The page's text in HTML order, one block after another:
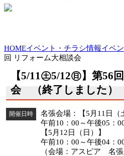
HOMEイベント・チラシ情報イベ
回 リフォーム大相談会
【5/11㊏5/12㊐】第56
会 （終了しました）
開催日時
名張会場：【5月11日（
午前10：00～午後05：
【5月12日（日）】
午前10：00～午後04：
（会場：アスピア 名張